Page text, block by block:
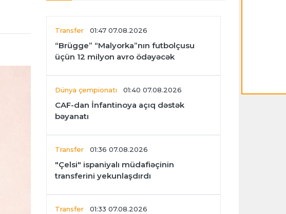
Transfer 01:47 07.08.2026
“Brügge” “Malyorka”nın futbolçusu
üçün 12 milyon avro ödəyəcək
Dünya çempionatı 01:40 07.08.2026
CAF-dan İnfantinoya açıq dəstək
bəyanatı
Transfer 01:36 07.08.2026
"Çelsi" ispaniyalı müdafiəçinin
transferini yekunlaşdırdı
Transfer 01:33 07.08.2026